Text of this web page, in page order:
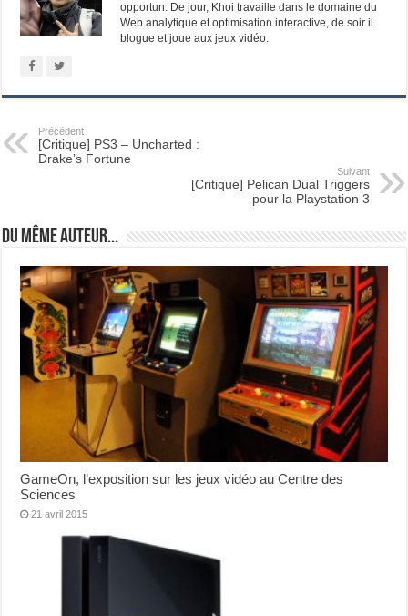
opportun. De jour, Khoi travaille dans le domaine du
Web analytique et optimisation interactive, de soir il
blogue et joue aux jeux vidéo.
Précédent
[Critique] PS3 – Uncharted :
Drake’s Fortune
Suivant
[Critique] Pelican Dual Triggers
pour la Playstation 3
Du même auteur...
GameOn, l’exposition sur les jeux vidéo au Centre des
Sciences
21 avril 2015